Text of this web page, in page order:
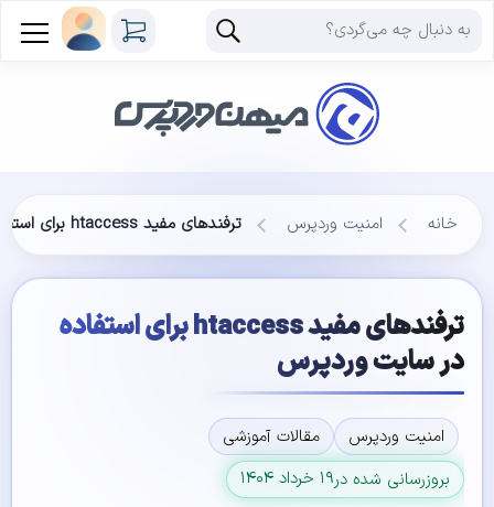
خانه امنیت وردپرس ترفندهای مفید htaccess برای استفاده در سایت وردپرس
ترفندهای مفید htaccess برای استفاده
در سایت وردپرس
امنیت وردپرس
مقالات آموزشی
بروزرسانی شده در۱۹ خرداد ۱۴۰۴